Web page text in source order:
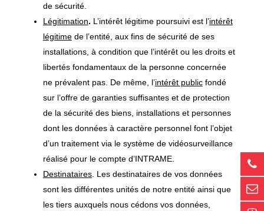
de sécurité.
Légitimation. L’intérêt légitime poursuivi est l’intérêt
légitimede l’entité, aux fins de sécurité de ses
installations, à condition que l’intérêt ou les droits et
libertés fondamentaux de la personne concernée
ne prévalent pas. De même, l’intérêt publicfondé
sur l’offre de garanties suffisantes et de protection
de la sécurité des biens, installations et personnes
dont les données à caractère personnel font l’objet
d’un traitement via le système de vidéosurveillance
réalisé pour le compte d’INTRAME.
Destinataires. Les destinataires de vos données
sont les différentes unités de notre entité ainsi que
les tiers auxquels nous cédons vos données,